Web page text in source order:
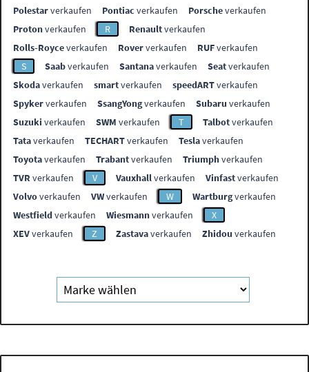
Polestarverkaufen Pontiac verkaufen Porscheverkaufen
Protonverkaufen R Renaultverkaufen
Rolls-Royceverkaufen Roververkaufen RUFverkaufen
S
Saabverkaufen Santanaverkaufen Seatverkaufen
Skodaverkaufen smartverkaufen speedARTverkaufen
Spykerverkaufen SsangYongverkaufen Subaru verkaufen
Suzuki verkaufen SWM verkaufen T Talbotverkaufen
Tataverkaufen TECHARTverkaufen Teslaverkaufen
Toyotaverkaufen Trabantverkaufen Triumphverkaufen
TVR verkaufen V Vauxhallverkaufen Vinfastverkaufen
Volvoverkaufen VWverkaufen W Wartburgverkaufen
Westfieldverkaufen Wiesmannverkaufen
X
XEVverkaufen Z Zastavaverkaufen Zhidou verkaufen